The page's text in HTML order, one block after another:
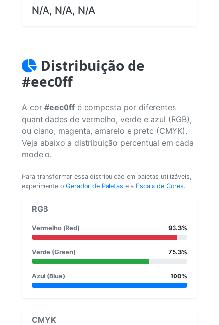
N/A, N/A, N/A
Distribuição de
#eec0ff
A cor #eec0ff é composta por diferentes
quantidades de vermelho, verde e azul (RGB),
ou ciano, magenta, amarelo e preto (CMYK).
Veja abaixo a distribuição percentual em cada
modelo.
Para transformar essa distribuição em paletas utilizáveis,
experimente o Gerador de Paletas e a Escala de Cores.
RGB
Vermelho (Red) 93.3%
Verde (Green) 75.3%
Azul (Blue) 100%
CMYK